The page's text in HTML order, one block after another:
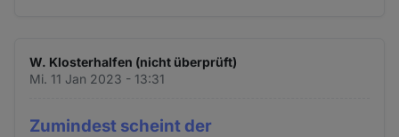
W. Klosterhalfen (nicht überprüft)
Mi. 11 Jan 2023 - 13:31
Zumindest scheint der